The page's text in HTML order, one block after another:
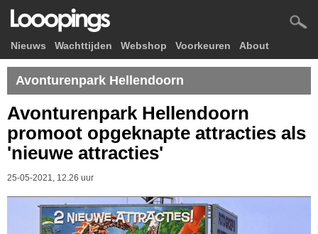
Nieuws Wachttijden Webshop Voorkeuren About
Avonturenpark Hellendoorn
Avonturenpark Hellendoorn
promoot opgeknapte attracties als
'nieuwe attracties'
25-05-2021, 12.26 uur